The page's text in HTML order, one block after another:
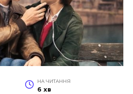
НА ЧИТАННЯ
6 хв